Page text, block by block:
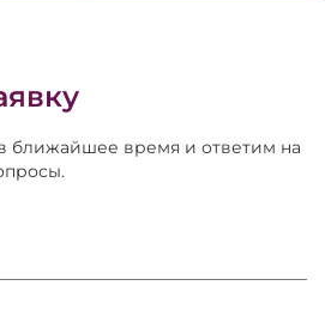
ближайшее время и ответим на